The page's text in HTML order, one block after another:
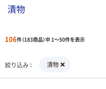
漬物
106件（183商品）中 1～50件を表示
絞り込み 漬物